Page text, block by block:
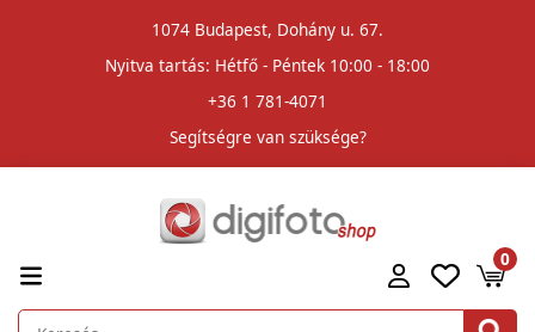
1074 Budapest, Dohány u. 67.
Nyitva tartás: Hétfő - Péntek 10:00 - 18:00
+36 1 781-4071
Segítségre van szüksége?
0